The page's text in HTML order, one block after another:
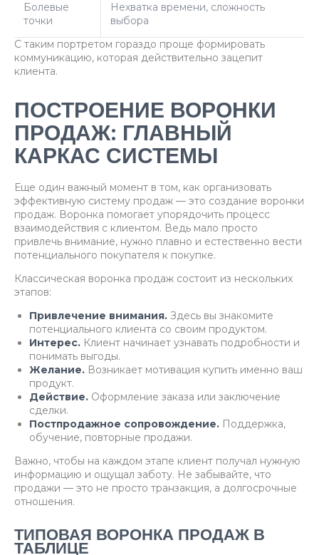
Болевые
точки
Нехватка времени, сложность
выбора
С таким портретом гораздо проще формировать
коммуникацию, которая действительно зацепит
клиента.
ПОСТРОЕНИЕ ВОРОНКИ
ПРОДАЖ: ГЛАВНЫЙ
КАРКАС СИСТЕМЫ
Еще один важный момент в том, как организовать
эффективную систему продаж — это создание воронки
продаж. Воронка помогает упорядочить процесс
взаимодействия с клиентом. Ведь мало просто
привлечь внимание, нужно плавно и естественно вести
потенциального покупателя к покупке.
Классическая воронка продаж состоит из нескольких
этапов:
Привлечение внимания. Здесь вы знакомите
потенциального клиента со своим продуктом.
Интерес. Клиент начинает узнавать подробности и
понимать выгоды.
Желание. Возникает мотивация купить именно ваш
продукт.
Действие. Оформление заказа или заключение
сделки.
Постпродажное сопровождение. Поддержка,
обучение, повторные продажи.
Важно, чтобы на каждом этапе клиент получал нужную
информацию и ощущал заботу. Не забывайте, что
продажи — это не просто транзакция, а долгосрочные
отношения.
ТИПОВАЯ ВОРОНКА ПРОДАЖ В
ТАБЛИЦЕ